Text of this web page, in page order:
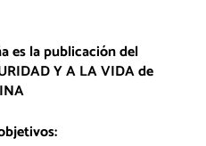
es la publicación del
Y A LA VIDAde